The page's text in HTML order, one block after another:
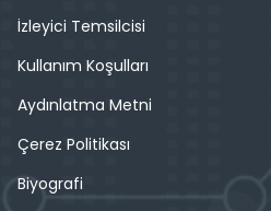
İzleyici Temsilcisi
Kullanım Koşulları
Aydınlatma Metni
Çerez Politikası
Biyografi